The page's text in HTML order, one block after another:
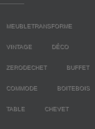
MEUBLETRANSFORME
VINTAGE DÉCO
ZERODECHET BUFFET
COMMODE BOITEBOIS
TABLE CHEVET